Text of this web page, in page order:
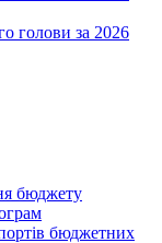
голови за 2026
бюджету
бюджетних